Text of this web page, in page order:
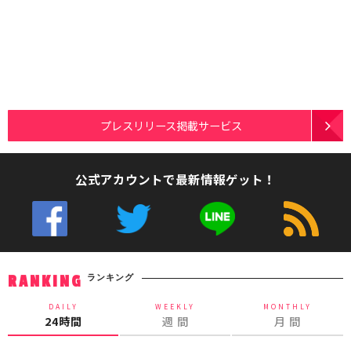
プレスリリース掲載サービス
公式アカウントで最新情報ゲット！
RANKING ランキング
DAILY
24時間
WEEKLY
週 間
MONTHLY
月 間